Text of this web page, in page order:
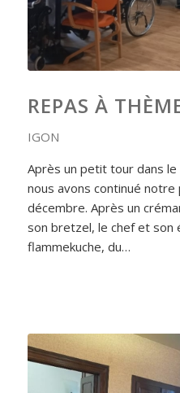
REPAS À
IGON
Après un petit tour dans le
nous avons continué
décembre. Après un
son bretzel, le chef et son
flammekuche, du…